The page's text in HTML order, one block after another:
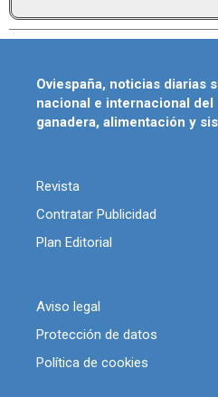
Oviespaña, noticias diarias
nacional e internacional
ganadera, alimentación y
Revista
Contratar Publicidad
Plan Editorial
Aviso legal
Protección de datos
Política de cookies